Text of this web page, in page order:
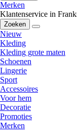
Merken
Klantenservice in
Zoeken
Nieuw
Kleding
Kleding grote maten
Schoenen
Lingerie
Sport
Accessoires
Voor hem
Decoratie
Promoties
Merken